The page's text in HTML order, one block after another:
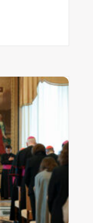
wereld is verdeeld,